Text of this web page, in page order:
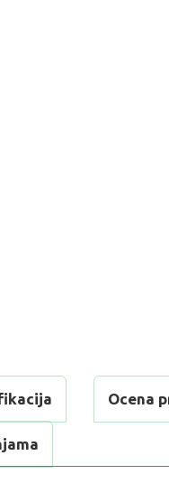
Ocena